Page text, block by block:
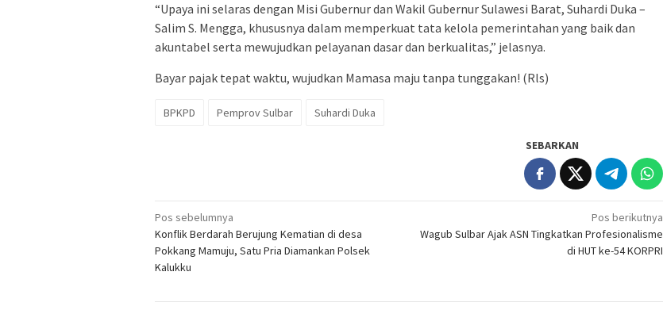
“Upaya ini selaras dengan Misi Gubernur dan Wakil Gubernur Sulawesi Barat, Suhardi Duka –
Salim S. Mengga, khususnya dalam memperkuat tata kelola pemerintahan yang baik dan
akuntabel serta mewujudkan pelayanan dasar dan berkualitas,” jelasnya.
Bayar pajak tepat waktu, wujudkan Mamasa maju tanpa tunggakan! (Rls)
BPKPD Pemprov Sulbar Suhardi Duka
SEBARKAN
Navigasi
pos
Pos sebelumnya
Konflik Berdarah Berujung Kematian di desa
Pokkang Mamuju, Satu Pria Diamankan Polsek
Kalukku
Pos berikutnya
Wagub Sulbar Ajak ASN Tingkatkan Profesionalisme
di HUT ke-54 KORPRI